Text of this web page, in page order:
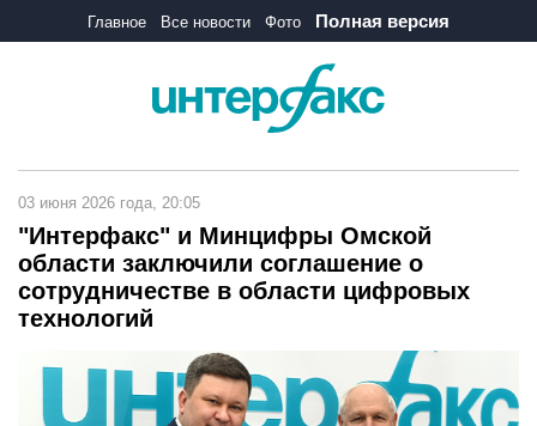
Главное Все новости Фото Полная версия
03 июня 2026 года, 20:05
"Интерфакс" и Минцифры Омской
области заключили соглашение о
сотрудничестве в области цифровых
технологий